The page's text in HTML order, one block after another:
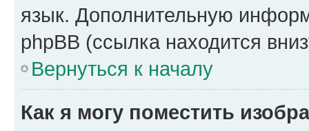
язык. Дополнительную
phpBB (ссылка находится
Вернуться к началу
Как я могу поместить